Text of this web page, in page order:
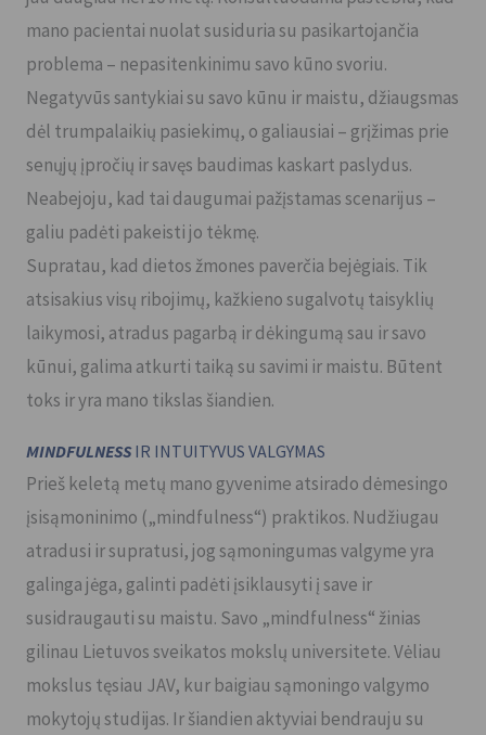
mano pacientai nuolat susiduria su pasikartojančia
problema – nepasitenkinimu savo kūno svoriu.
Negatyvūs santykiai su savo kūnu ir maistu, džiaugsmas
dėl trumpalaikių pasiekimų, o galiausiai – grįžimas prie
senųjų įpročių ir savęs baudimas kaskart paslydus.
Neabejoju, kad tai daugumai pažįstamas scenarijus –
galiu padėti pakeisti jo tėkmę.
Supratau, kad dietos žmones paverčia bejėgiais. Tik
atsisakius visų ribojimų, kažkieno sugalvotų taisyklių
laikymosi, atradus pagarbą ir dėkingumą sau ir savo
kūnui, galima atkurti taiką su savimi ir maistu. Būtent
toks ir yra mano tikslas šiandien.
MINDFULNESSIR INTUITYVUS VALGYMAS
Prieš keletą metų mano gyvenime atsirado dėmesingo
įsisąmoninimo („mindfulness“) praktikos. Nudžiugau
atradusi ir supratusi, jog sąmoningumas valgyme yra
galinga jėga, galinti padėti įsiklausyti į save ir
susidraugauti su maistu. Savo „mindfulness“ žinias
gilinau Lietuvos sveikatos mokslų universitete. Vėliau
mokslus tęsiau JAV, kur baigiau sąmoningo valgymo
mokytojų studijas. Ir šiandien aktyviai bendrauju su